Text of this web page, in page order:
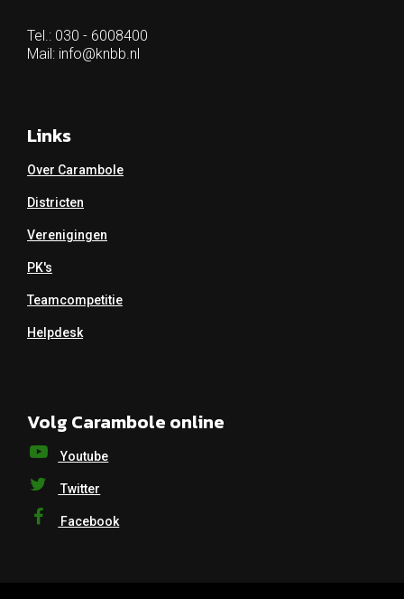
Tel.: 030 - 6008400
Mail: info@knbb.nl
Links
Over Carambole
Districten
Verenigingen
PK's
Teamcompetitie
Helpdesk
Volg Carambole online
Youtube
Twitter
Facebook